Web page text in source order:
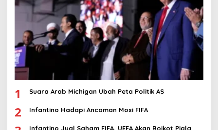
1 Suara Arab Michigan Ubah Peta Politik AS
2 Infantino Hadapi Ancaman Mosi FIFA
Infantino Jual Saham FIFA, UEFA Akan Boikot Piala